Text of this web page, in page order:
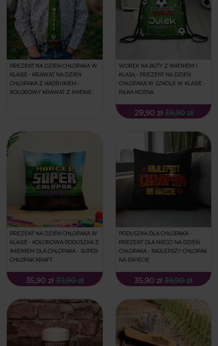
PREZENT NA DZIEŃ CHŁOPAKA W
KLASIE - KRAWAT NA DZIEŃ
CHŁOPAKA Z NADRUKIEM -
KOLOROWY KRAWAT Z IMIENIEM
WOREK NA BUTY Z IMIENIEM I
KLASĄ - PREZENT NA DZIEŃ
CHŁOPAKA W SZKOLE W KLASIE -
PIŁKA NOŻNA
29,90 zł 39,90 zł
PREZENT NA DZIEŃ CHŁOPAKA W
KLASIE - KOLOROWA PODUSZKA Z
IMIENIEM DLA CHŁOPAKA - SUPER
CHŁOPAK KRAFT
35,90 zł 39,90 zł
PODUSZKA DLA CHŁOPAKA -
PREZENT DLA NIEGO NA DZIEŃ
CHŁOPAKA - NAJLEPSZY CHŁOPAK
NA ŚWIECIE
35,90 zł 39,90 zł